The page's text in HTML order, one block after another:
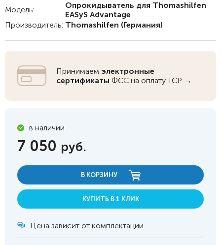
Модель:
Опрокидыватель для Thomashilfen
EASyS Advantage
Производитель: Thomashilfen (Германия)
Принимаем электронные
сертификаты ФСС на оплату ТСР →
в наличии
7 050 руб.
В КОРЗИНУ
КУПИТЬ В 1 КЛИК
Цена зависит от комплектации